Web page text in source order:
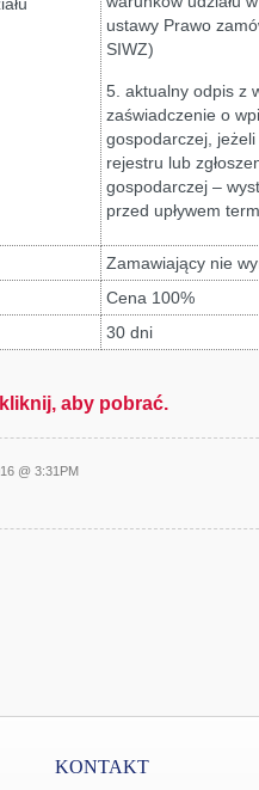
ustawy Prawo
SIWZ)
5. aktualny odpis z
zaświadczenie o
gospodarczej,
rejestru lub
gospodarczej –
przed upływem
Zamawiający nie
Cena 100%
30 dni
kliknij, aby pobrać.
@ 3:31PM
KONTAKT